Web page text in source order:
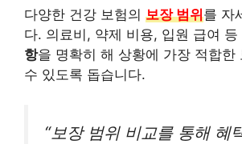
다양한 건강 보험의 보장 범위를 자
다. 의료비, 약제 비용, 입원 급여 등
항을 명확히 해 상황에 가장 적합한
수 있도록 돕습니다.
“보장 범위 비교를 통해 혜